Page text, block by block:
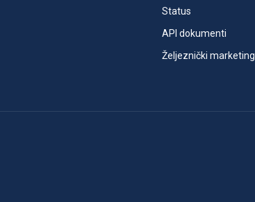
Status
API dokumenti
Željeznički marketing